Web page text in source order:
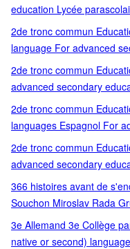
education Lycée
2de tronc commun
language For advanced
Lycée parascolaire native
2de tronc commun
advanced secondary
Mathématiques
2de tronc commun
languages Espagnol For
parascolaire Spanish
2de tronc commun
advanced secondary
Chimie
366 histoires avant de
Souchon Miroslav Rada
soir littérature jeunesse
coucher illustrations
3e Allemand 3e Collège
native or second)